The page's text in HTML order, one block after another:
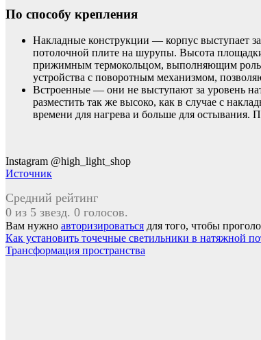
По способу крепления
Накладные конструкции — корпус выступает
потолочной плите на шурупы. Высота
прижимным термокольцом, выполняющим роль
устройства с поворотным механизмом,
Встроенные — они не выступают за уровень
разместить так же высоко, как в случае с
времени для нагрева и больше для остывания.
Instagram @high_light_shop
Источник
Средний рейтинг
0 из 5 звезд. 0 голосов.
Вам нужно авторизироваться для того, чтобы
Навигация
по
Как установить точечные светильники в натяжной
Трансформация пространства